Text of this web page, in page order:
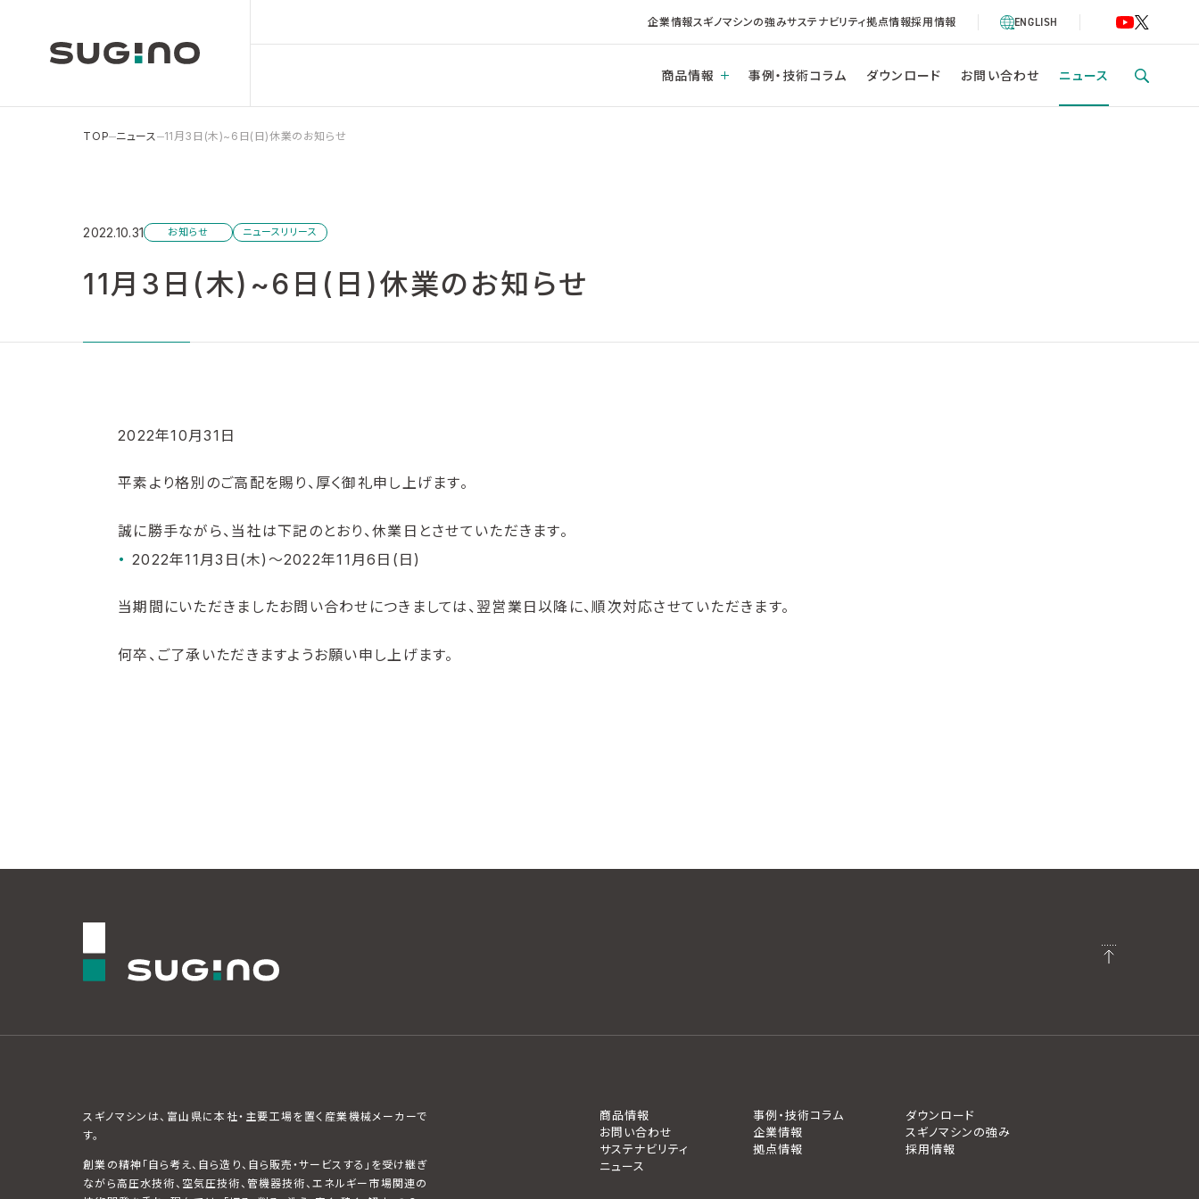
企業情報スギノマシンの強みサステナビリティ拠点情報採用情報 ENGLISH
商品情報 事例・技術コラム ダウンロード お問い合わせ ニュース
TOP ニュース 11月3日(木)~6日(日)休業のお知らせ
2022.10.31 お知らせ ニュースリリース
11月3日(木)~6日(日)休業のお知らせ
2022年10月31日
平素より格別のご高配を賜り、厚く御礼申し上げます。
誠に勝手ながら、当社は下記のとおり、休業日とさせていただきます。
2022年11月3日(木)～2022年11月6日(日)
当期間にいただきましたお問い合わせにつきましては、翌営業日以降に、順次対応させていただきます。
何卒、ご了承いただきますようお願い申し上げます。
スギノマシンは、富山県に本社・主要工場を置く産業機械メーカーで
す。
創業の精神「自ら考え、自ら造り、自ら販売・サービスする」を受け継ぎ
ながら高圧水技術、空気圧技術、管機器技術、エネルギー市場関連の
商品情報 事例・技術コラム
ダウンロード
お問い合わせ
企業情報
スギノマシンの強み
サステナビリティ
拠点情報
採用情報
ニュース